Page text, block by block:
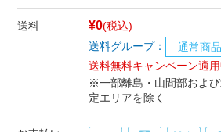
送料 ¥0(税込)
送料グループ：
通常商品
送料無料キャンペーン適
※一部離島・山間部およ
定エリアを除く